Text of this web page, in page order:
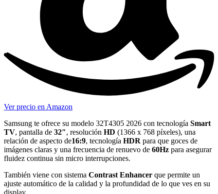
Ver precio en Amazon
Samsung te ofrece su modelo 32T4305 2026 con tecnología Smart
TV, pantalla de 32″, resolución HD (1366 x 768 píxeles), una
relación de aspecto de16:9, tecnología HDR para que goces de
imágenes claras y una frecuencia de renuevo de 60Hz para asegurar
fluidez continua sin micro interrupciones.
También viene con sistema Contrast Enhancer que permite un
ajuste automático de la calidad y la profundidad de lo que ves en su